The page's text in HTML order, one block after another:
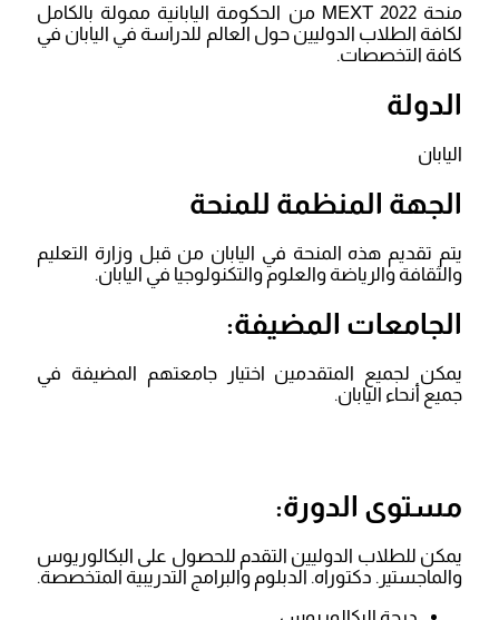
منحة MEXT 2022 من الحكومة اليابانية ممولة بالكامل
لكافة الطلاب الدوليين حول العالم للدراسة في اليابان في
كافة التخصصات.
الدولة
اليابان
الجهة المنظمة للمنحة
يتم تقديم هذه المنحة في اليابان من قبل وزارة التعليم
والثقافة والرياضة والعلوم والتكنولوجيا في اليابان.
الجامعات المضيفة:
يمكن لجميع المتقدمين اختيار جامعتهم المضيفة في
جميع أنحاء اليابان.
مستوى الدورة:
يمكن للطلاب الدوليين التقدم للحصول على البكالوريوس
والماجستير. دكتوراه. الدبلوم والبرامج التدريبية المتخصصة.